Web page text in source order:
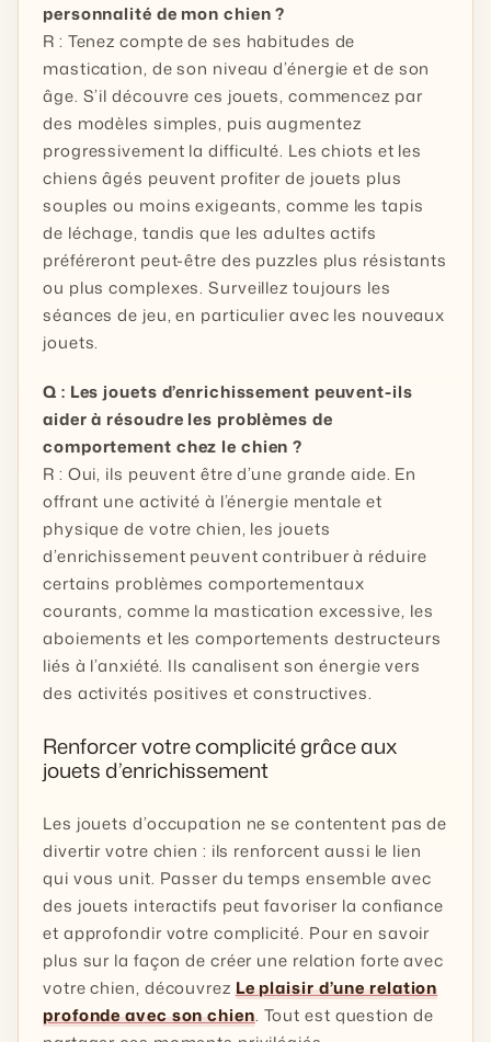
personnalité de mon chien ?
R : Tenez compte de ses habitudes de
mastication, de son niveau d’énergie et de son
âge. S’il découvre ces jouets, commencez par
des modèles simples, puis augmentez
progressivement la difficulté. Les chiots et les
chiens âgés peuvent profiter de jouets plus
souples ou moins exigeants, comme les tapis
de léchage, tandis que les adultes actifs
préféreront peut-être des puzzles plus résistants
ou plus complexes. Surveillez toujours les
séances de jeu, en particulier avec les nouveaux
jouets.
Q : Les jouets d’enrichissement peuvent-ils
aider à résoudre les problèmes de
comportement chez le chien ?
R : Oui, ils peuvent être d’une grande aide. En
offrant une activité à l’énergie mentale et
physique de votre chien, les jouets
d’enrichissement peuvent contribuer à réduire
certains problèmes comportementaux
courants, comme la mastication excessive, les
aboiements et les comportements destructeurs
liés à l’anxiété. Ils canalisent son énergie vers
des activités positives et constructives.
Renforcer votre complicité grâce aux
jouets d’enrichissement
Les jouets d’occupation ne se contentent pas de
divertir votre chien : ils renforcent aussi le lien
qui vous unit. Passer du temps ensemble avec
des jouets interactifs peut favoriser la confiance
et approfondir votre complicité. Pour en savoir
plus sur la façon de créer une relation forte avec
votre chien, découvrez Le plaisir d’une relation
profonde avec son chien. Tout est question de